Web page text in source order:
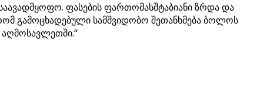
ფასების ფართომასშტაბიანი ზრდა და
გამოცხადებული სამშვიდობო შეთანხმება ბოლოს
აღმოსავლეთში.“